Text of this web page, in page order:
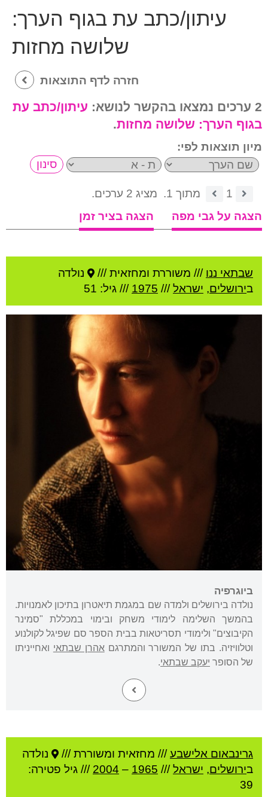
עיתון/כתב עת בגוף הערך:
שלושה מחזות
חזרה לדף התוצאות
2 ערכים נמצאו בהקשר לנושא:
עיתון/כתב עת
בגוף הערך: שלושה מחזות.
מיון תוצאות לפי:
1 מתוך 1.
מציג 2 ערכים.
הצגה על גבי מפה
הצגה בציר זמן
שבתאי ננו /// משוררת ומחזאית ///
נולדה
בירושלים, ישראל///
1975 /// גיל: 51
ביוגרפיה
נולדה בירושלים ולמדה שם במגמת תיאטרון בתיכון לאמנויות.
בהמשך השלימה לימודי משחק ובימוי במכללת "סמינר
הקיבוצים" ולימודי תסריטאות בבית הספר סם שפיגל לקולנוע
וטלוויזיה. בתו של המשורר והמתרגםאהרן שבתאי ואחייניתו
של הסופר יעקב שבתאי.
גרינבאום אלישבע/// מחזאית ומשוררת ///
נולדה
בירושלים, ישראל///
1965
–
2004 /// גיל פטירה:
39